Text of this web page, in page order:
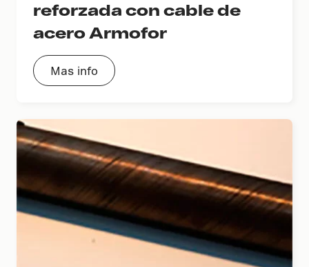
reforzada con cable de
acero Armofor
Mas info